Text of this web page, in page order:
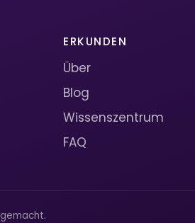
ERKUNDEN
Über
Blog
Wissenszentrum
FAQ